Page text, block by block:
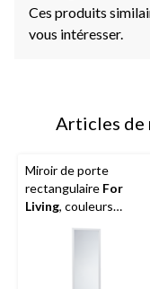
Ces produits
vous intéresser.
Articles de
Miroir de porte
rectangulaire For
Living, couleurs